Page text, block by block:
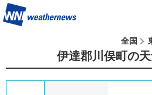
全国
伊達郡川俣町の